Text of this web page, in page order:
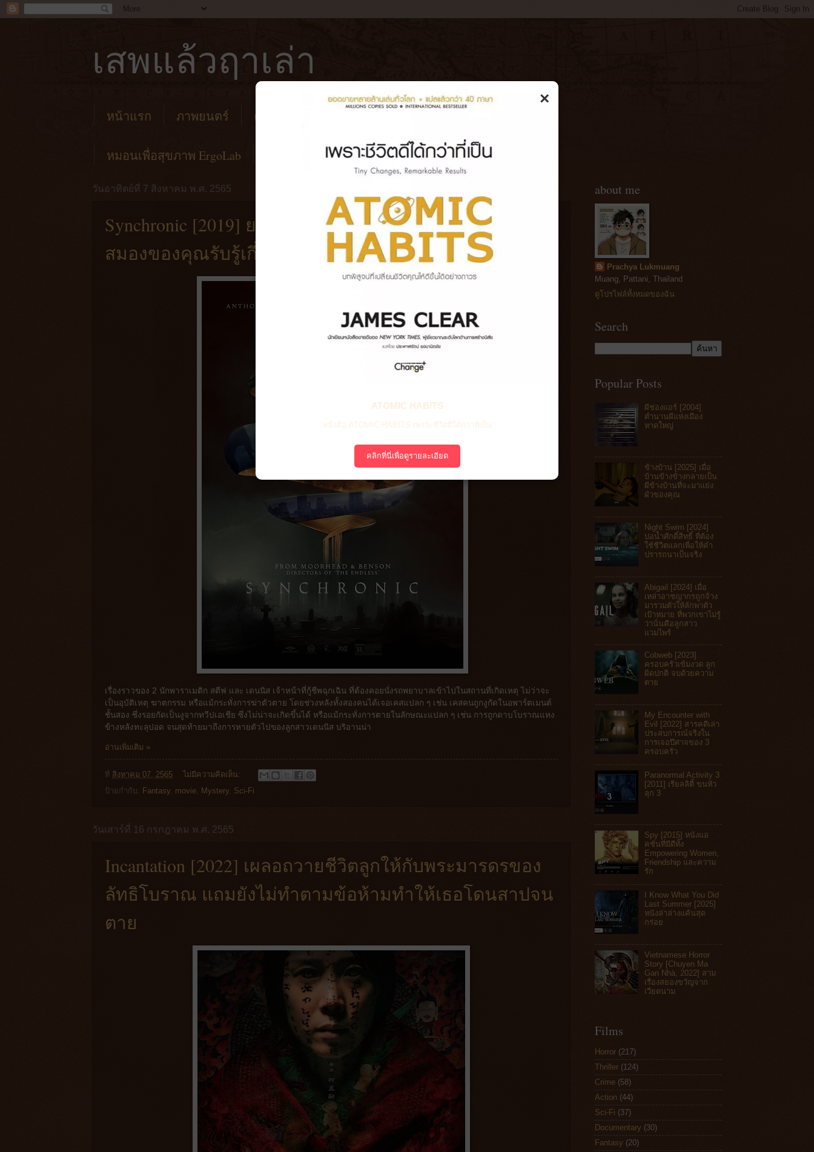
เสพแล้วฤาเล่า
หน้าแรก ภาพยนตร์ คาเฟ่
หมอนเพื่อสุขภาพ ErgoLab
วันอาทิตย์ที่ 7 สิงหาคม พ.ศ. 2565
Synchronic [2019] ยาย้อนเวลา ที่ทำให้ต่อมไพเนียลใน
สมองของคุณรับรู้เกี่ยวกับเวลาเปลี่ยนไป
เรื่องราวของ 2 นักพาราเมดิก สตีฟ และ เดนนิส เจ้าหน้าที่กู้ชีพฉุกเฉิน ที่ต้องคอยนั่งรถพยาบาลเข้าไปในสถานที่เกิดเหตุ ไม่ว่าจะ
เป็นอุบัติเหตุ ฆาตกรรม หรือแม้กระทั่งการฆ่าตัวตาย โดยช่วงหลังทั้งสองคนได้เจอเคสแปลก ๆ เช่น เคสคนถูกงูกัดในอพาร์ตเมนต์
ชั้นสอง ซึ่งรอยกัดเป็นงูจากทวีปเอเชีย ซึ่งไม่น่าจะเกิดขึ้นได้ หรือแม้กระทั่งการตายในลักษณะแปลก ๆ เช่น การถูกดาบโบราณแทง
ข้างหลังทะลุปอด จนสุดท้ายมาถึงการหายตัวไปของลูกสาวเดนนิส บริอานน่า
อ่านเพิ่มเติม »
ที่ สิงหาคม 07, 2565
ไม่มีความคิดเห็น:
ป้ายกำกับ: Fantasy movie Mystery Sci-Fi
วันเสาร์ที่ 16 กรกฎาคม พ.ศ. 2565
Incantation [2022] เผลอถวายชีวิตลูกให้กับพระมารดรของ
ลัทธิโบราณ แถมยังไม่ทำตามข้อห้ามทำให้เธอโดนสาปจน
ตาย
about me
Prachya Lukmuang
Muang, Pattani, Thailand
ดูโปรไฟล์ทั้งหมดของฉัน
Search
Popular Posts
ผีช่องแอร์ [2004]
ตำนานผีแห่งเมือง
หาดใหญ่
ข้างบ้าน [2025] เมื่อ
บ้านข้างข้างกลายเป็น
ผีข้างบ้านที่จะมาแย่ง
ผัวของคุณ
Night Swim [2024]
บ่อน้ำศักดิ์สิทธิ์ ที่ต้อง
ใช้ชีวิตแลกเพื่อให้คำ
ปรารถนาเป็นจริง
Abigail [2024] เมื่อ
เหล่าอาชญากรถูกจ้าง
มารวมตัวให้ลักพาตัว
เป้าหมาย ที่พวกเขาไม่รู้
ว่านั่นคือลูกสาว
แวมไพร์
Cobweb [2023]
ครอบครัวเข้มงวด ลูก
ผิดปกติ จบด้วยความ
ตาย
My Encounter with
Evil [2022] สารคดีเล่า
ประสบการณ์จริงใน
การเจอปีศาจของ 3
ครอบครัว
Paranormal Activity 3
[2011] เรียลลิตี้ ขนหัว
ลุก 3
Spy [2015] หนังแอ
คชันที่มีดีทั้ง
Empowering Women,
Friendship และความ
รัก
I Know What You Did
Last Summer [2025]
หนังล่าล่างแค้นสุด
กร่อย
Vietnamese Horror
Story [Chuyen Ma
Gan Nhà, 2022] สาม
เรื่องสยองขวัญจาก
เวียดนาม
Films
Horror (217)
Thriller (124)
Crime (58)
Action (44)
Sci-Fi (37)
Documentary (30)
Fantasy (20)
×
ATOMIC HABITS
หนังสือ ATOMIC HABITS เพราะชีวิตดีได้กว่าที่เป็น
คลิกที่นี่เพื่อดูรายละเอียด